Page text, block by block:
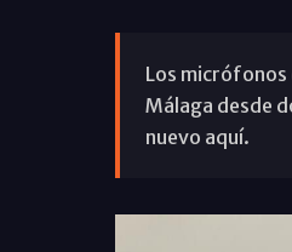
Los micrófonos
Málaga desde
nuevo aquí.